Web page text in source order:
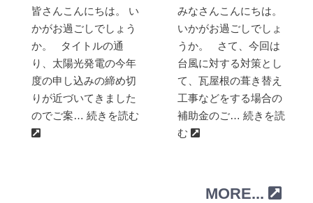
皆さんこんにちは。 い
かがお過ごしでしょう
か。 タイトルの通
り、太陽光発電の今年
度の申し込みの締め切
りが近づいてきました
のでご案… 続きを読む
みなさんこんにちは。
いかがお過ごしでしょ
うか。 さて、今回は
台風に対する対策とし
て、瓦屋根の葺き替え
工事などをする場合の
補助金のご… 続きを読
む
MORE...